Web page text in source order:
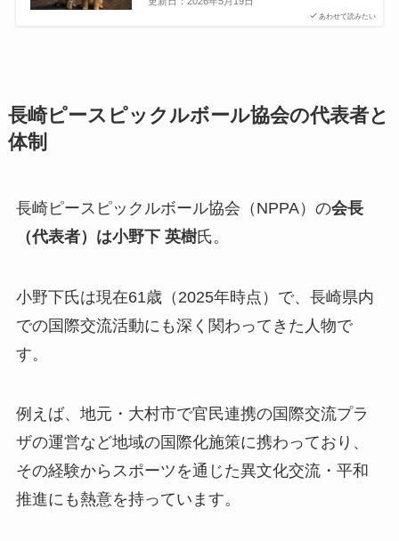
あわせて読みたい
長崎ピースピックルボール協会の代表者と
体制
長崎ピースピックルボール協会（NPPA）の会長
（代表者）は小野下 英樹氏。
小野下氏は現在61歳（2025年時点）で、長崎県内
での国際交流活動にも深く関わってきた人物で
す。
例えば、地元・大村市で官民連携の国際交流プラ
ザの運営など地域の国際化施策に携わっており、
その経験からスポーツを通じた異文化交流・平和
推進にも熱意を持っています。